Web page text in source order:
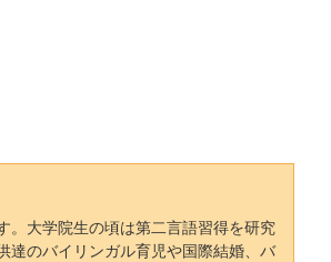
。大学院生の頃は第二言語習得を研究
達のバイリンガル育児や国際結婚、バ